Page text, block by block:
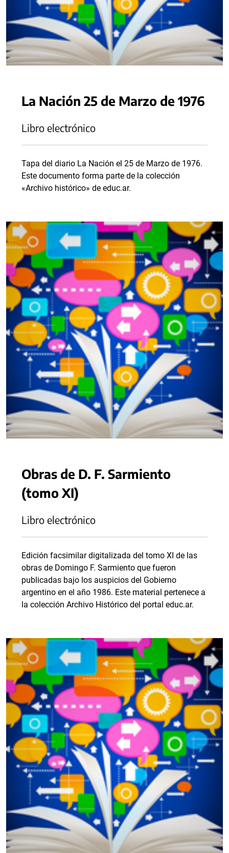
La Nación 25 de Marzo de 1976
Libro electrónico
Tapa del diario La Nación el 25 de Marzo de 1976.
Este documento forma parte de la colección
«Archivo histórico» de educ.ar.
Obras de D. F. Sarmiento
(tomo XI)
Libro electrónico
Edición facsimilar digitalizada del tomo XI de las
obras de Domingo F. Sarmiento que fueron
publicadas bajo los auspicios del Gobierno
argentino en el año 1986. Este material pertenece a
la colección Archivo Histórico del portal educ.ar.